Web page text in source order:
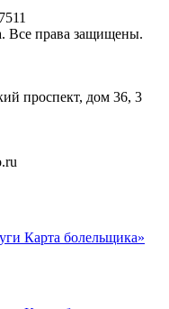
права защищены.
проспект, дом 36, 3
Карта болельщика»